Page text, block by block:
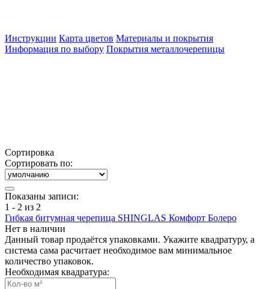
Инструкции Карта цветов Материалы и покрытия
Информация по выбору Покрытия металлочерепицы
Сортировка
Сортировать по:
Показаны записи:
1 - 2 из 2
Гибкая битумная черепица SHINGLAS Комфорт Болеро
Нет в наличии
Данный товар продаётся упаковками. Укажите квадратуру, а
система сама расчитает необходимое вам минимальное
количество упаковок.
Необходимая квадратура: